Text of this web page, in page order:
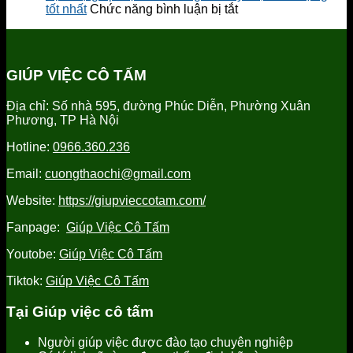
Hưng
giúp
Hưng
gói
tại
tốt nhất Chức năng bình luận bị tắtở
Yên
GIÚP VIỆC CÔ TẤM
Địa chỉ: Số nhà 595, đường Phúc Diễn, Phường Xuân
Phương, TP Hà Nội
Hotline: 0966.360.236
Email: cuongthaochi@gmail.com
Website: https://giupvieccotam.com/
Fanpage: Giúp Việc Cô Tấm
Youtobe: Giúp Việc Cô Tấm
Tiktok: Giúp Việc Cô Tấm
Tại Giúp việc cô tấm
Người giúp việc được đào tạo chuyên nghiệp